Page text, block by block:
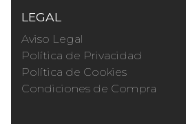
LEGAL
Aviso Legal
Política de Privacidad
Política de Cookies
Condiciones de Compra